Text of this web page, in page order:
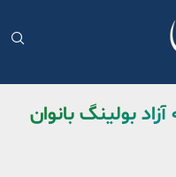
بولینگ بانوان